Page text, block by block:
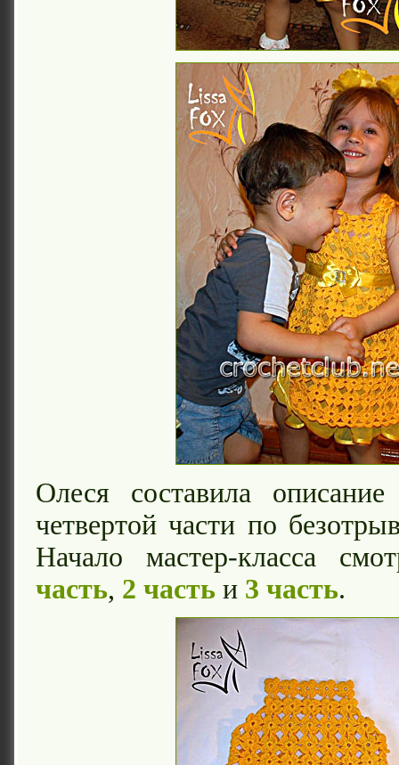
Олеся составила
четвертой части по
Начало мастер-класса
часть, 2 часть и 3 часть.